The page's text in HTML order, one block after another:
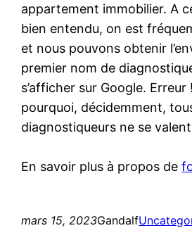
appartement immobilier. A
bien entendu, on est
et nous pouvons obtenir
premier nom de
s’afficher sur Google.
pourquoi, décidemment,
diagnostiqueurs ne se
En savoir plus à propos de
mars 15, 2023Gandalf